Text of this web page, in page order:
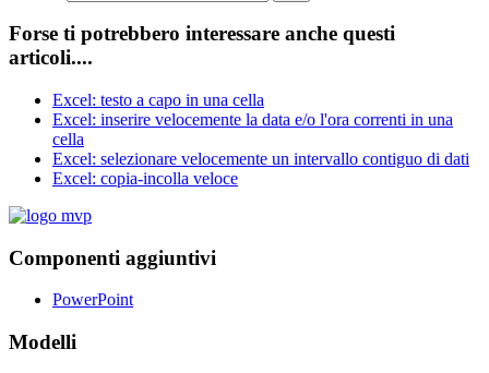
Forse ti potrebbero interessare anche questi
articoli....
Excel: testo a capo in una cella
Excel: inserire velocemente la data e/o l'ora correnti in una
cella
Excel: selezionare velocemente un intervallo contiguo di dati
Excel: copia-incolla veloce
Componenti aggiuntivi
PowerPoint
Modelli